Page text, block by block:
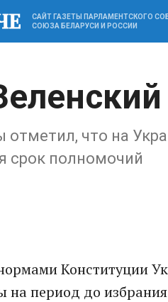
САЙТ ГАЗЕТЫ ПАРЛАМЕНТСКОГО
СОЮЗА БЕЛАРУСИ И РОССИИ
что на
срок полномочий
Конституции
на период до